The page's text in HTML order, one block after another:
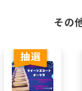
その